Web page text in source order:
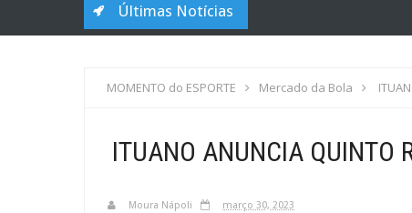
Últimas Notícias
MOMENTO do ESPORTE Mercado da Bola
ITUANO ANUNCIA QUINTO
Moura Nápoli março 30, 2023